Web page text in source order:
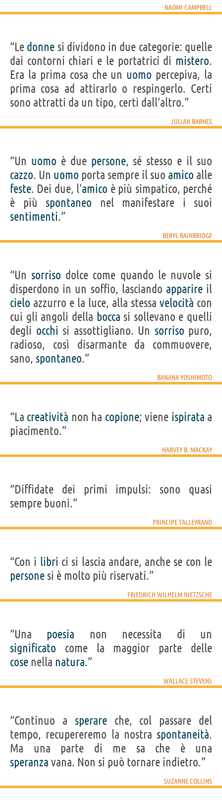
NAOMI CAMPBELL
“Le donne si dividono in due categorie: quelle
dai contorni chiari e le portatrici di mistero.
Era la prima cosa che un uomo percepiva, la
prima cosa ad attirarlo o respingerlo. Certi
sono attratti da un tipo, certi dall’altro.”
JULIAN BARNES
“Un uomo è due persone, sé stesso e il suo
cazzo. Un uomo porta sempre il suo amico alle
feste. Dei due, l'amico è più simpatico, perché
è più spontaneo nel manifestare i suoi
sentimenti.”
BERYL BAINBRIDGE
“Un sorriso dolce come quando le nuvole si
disperdono in un soffio, lasciando apparireil
cielo azzurro e la luce, alla stessa velocità con
cui gli angoli della bocca si sollevano e quelli
degli occhi si assottigliano. Un sorriso puro,
radioso, così disarmante da commuovere,
sano, spontaneo.”
BANANA YOSHIMOTO
“La creatività non ha copione; viene ispirata a
piacimento.”
HARVEY B. MACKAY
“Diffidate dei primi impulsi: sono quasi
sempre buoni.”
PRINCIPE TALLEYRAND
“Con i libri ci si lascia andare, anche se con le
persone si è molto più riservati.”
FRIEDRICH WILHELM NIETZSCHE
“Una poesia non necessita di un
significato come la maggior parte delle
cose nella natura.”
WALLACE STEVENS
“Continuo a sperareche, col passare del
tempo, recupereremo la nostra spontaneità.
Ma una parte di me sa che è una
speranza vana. Non si può tornare indietro.”
SUZANNE COLLINS